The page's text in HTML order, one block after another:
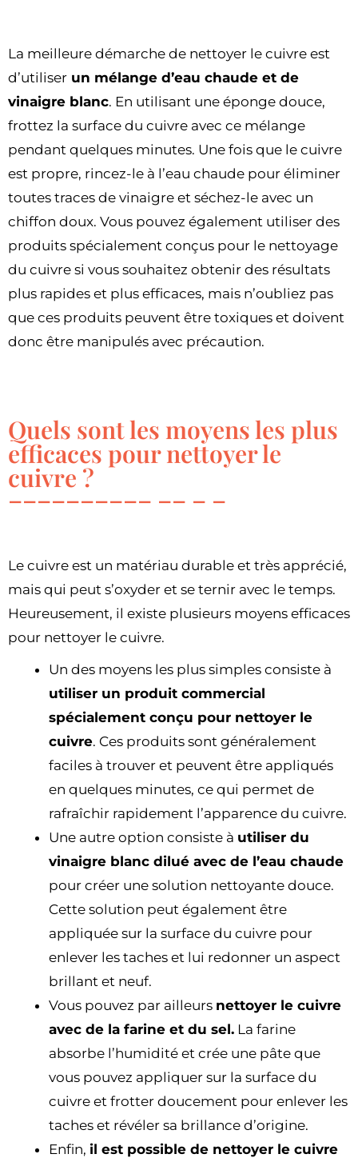
La meilleure démarche de nettoyer le cuivre est
d’utiliser un mélange d’eau chaude et de
vinaigre blanc. En utilisant une éponge douce,
frottez la surface du cuivre avec ce mélange
pendant quelques minutes. Une fois que le cuivre
est propre, rincez-le à l’eau chaude pour éliminer
toutes traces de vinaigre et séchez-le avec un
chiffon doux. Vous pouvez également utiliser des
produits spécialement conçus pour le nettoyage
du cuivre si vous souhaitez obtenir des résultats
plus rapides et plus efficaces, mais n’oubliez pas
que ces produits peuvent être toxiques et doivent
donc être manipulés avec précaution.
Quels sont les moyens les plus
efficaces pour nettoyer le
cuivre ?
Le cuivre est un matériau durable et très apprécié,
mais qui peut s’oxyder et se ternir avec le temps.
Heureusement, il existe plusieurs moyens efficaces
pour nettoyer le cuivre.
Un des moyens les plus simples consiste à
utiliser un produit commercial
spécialement conçu pour nettoyer le
cuivre. Ces produits sont généralement
faciles à trouver et peuvent être appliqués
en quelques minutes, ce qui permet de
rafraîchir rapidement l’apparence du cuivre.
Une autre option consiste à utiliser du
vinaigre blanc dilué avec de l’eau chaude
pour créer une solution nettoyante douce.
Cette solution peut également être
appliquée sur la surface du cuivre pour
enlever les taches et lui redonner un aspect
brillant et neuf.
Vous pouvez par ailleurs nettoyer le cuivre
avec de la farine et du sel. La farine
absorbe l’humidité et crée une pâte que
vous pouvez appliquer sur la surface du
cuivre et frotter doucement pour enlever les
taches et révéler sa brillance d’origine.
Enfin, il est possible de nettoyer le cuivre